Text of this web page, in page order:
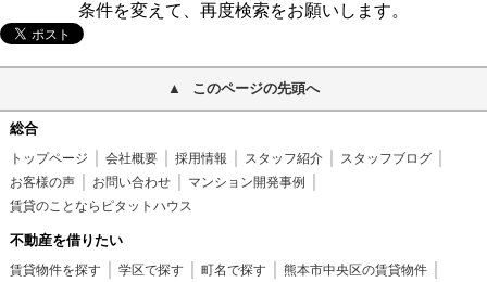
条件を変えて、再度検索をお願いします。
このページの先頭へ
総合
トップページ 会社概要 採用情報 スタッフ紹介
スタッフブログ
お客様の声
お問い合わせ
マンション開発事例
賃貸のことならピタットハウス
不動産を借りたい
賃貸物件を探す 学区で探す 町名で探す
熊本市中央区の賃貸物件